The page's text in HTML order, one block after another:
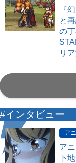
『
と
の
リ
#インタビュー
ア
ア
下